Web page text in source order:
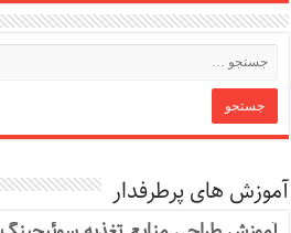
آموزش های پرطرفدار